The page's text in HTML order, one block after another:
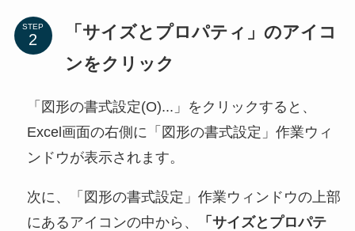
STEP
「サイズとプロパティ」のアイコ
ンをクリック
「図形の書式設定(O)...」をクリックすると、
Excel画面の右側に「図形の書式設定」作業ウィ
ンドウが表示されます。
次に、「図形の書式設定」作業ウィンドウの上部
にあるアイコンの中から、
「サイズとプロパテ